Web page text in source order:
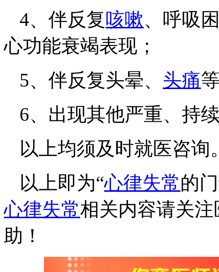
4、伴反复咳嗽、呼吸
心功能衰竭表现；
5、伴反复头晕、 头痛
6、出现其他严重、持
以上均须及时就医咨询
以上即为“心律失常的
心律失常相关内容请关
助！